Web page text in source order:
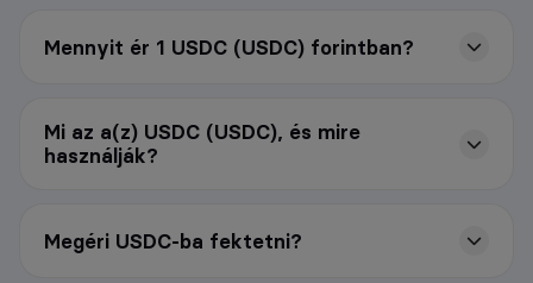
Mennyit ér 1 USDC (USDC) forintban?
Mi az a(z) USDC (USDC), és mire
használják?
Megéri USDC-ba fektetni?